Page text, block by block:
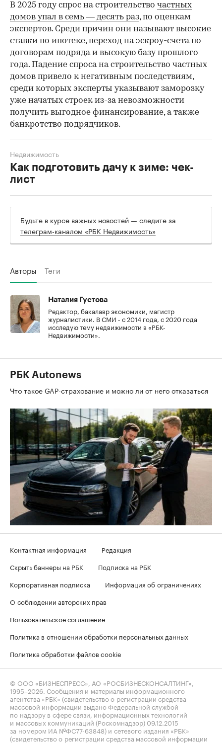
В 2025 году спрос на строительство частных
домов упал в семь — десять раз, по оценкам
экспертов. Среди причин они называют высокие
ставки по ипотеке, переход на эскроу-счета по
договорам подряда и высокую базу прошлого
года. Падение спроса на строительство частных
домов привело к негативным последствиям,
среди которых эксперты указывают заморозку
уже начатых строек из-за невозможности
получить выгодное финансирование, а также
банкротство подрядчиков.
Как подготовить дачу к зиме: чек-
лист
Недвижимость
Будьте в курсе важных новостей — следите за
телеграм-каналом «РБК Недвижимость»
Авторы Теги
Наталия Густова
Редактор, бакалавр экономики, магистр
журналистики. В СМИ - с 2014 года, с 2020 года
исследую тему недвижимости в «РБК-
Недвижимости».
РБК Autonews
Что такое GAP-страхование и можно ли от него отказаться
Контактная информация
Редакция
Скрыть баннеры на РБК
Подписка на РБК
Корпоративная подписка
Информация об ограничениях
О соблюдении авторских прав
Пользовательское соглашение
Политика в отношении обработки персональных данных
Политика обработки файлов cookie
© ООО «БИЗНЕСПРЕСС», АО «РОСБИЗНЕСКОНСАЛТИНГ»,
1995–2026 . Сообщения и материалы информационного
агентства «РБК» (свидетельство о регистрации средства
массовой информации выдано Федеральной службой
по надзору в сфере связи, информационных технологий
и массовых коммуникаций (Роскомнадзор) 09.12.2015
за номером ИА №ФС77-63848) и сетевого издания «РБК»
(свидетельство о регистрации средства массовой информации